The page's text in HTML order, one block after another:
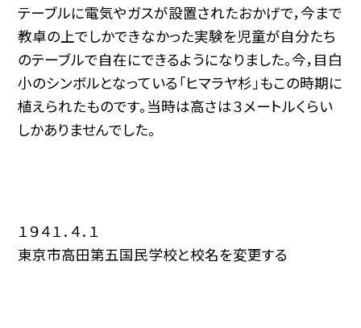
テーブルに電気やガスが設置されたおかげで，今まで
教卓の上でしかできなかった実験を児童が自分たち
のテーブルで自在にできるようになりました。今，目白
小のシンボルとなっている「ヒマラヤ杉」もこの時期に
植えられたものです。当時は高さは３メートルくらい
しかありませんでした。
１９４１．４．１
東京市高田第五国民学校と校名を変更する